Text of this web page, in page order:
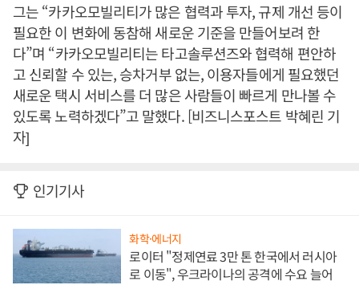
그는 “카카오모빌리티가 많은 협력과 투자, 규제 개선 등이
필요한 이 변화에 동참해 새로운 기준을 만들어보려 한
다”며 “카카오모빌리티는 타고솔루션즈와 협력해 편안하
고 신뢰할 수 있는, 승차거부 없는, 이용자들에게 필요했던
새로운 택시 서비스를 더 많은 사람들이 빠르게 만나볼 수
있도록 노력하겠다”고 말했다. [비즈니스포스트 박혜린 기
자]
인기기사
화학·에너지
로이터 "정제연료 3만 톤 한국에서 러시아
로 이동", 우크라이나의 공격에 수요 늘어